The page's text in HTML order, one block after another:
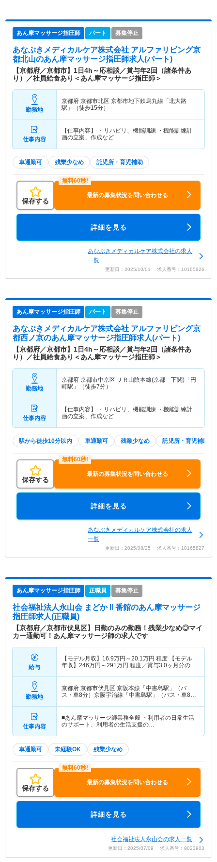
あん摩マッサージ指圧師 パート 募集停止
あなぶきメディカルケア株式会社 アルファリビング京
都北山のあん摩マッサージ指圧師求人(パート)
【京都府／京都市】1日4h～応相談／賞与年2回（諸条件あ
り）／社員給食あり＜あん摩マッサージ指圧師＞
勤務地
京都府 京都市北区 京都市地下鉄烏丸線「北大路
駅」（徒歩15分）
仕事内容
【仕事内容】 ・リハビリ、機能訓練 ・機能訓練計
画の立案、作成など
車通勤可 残業少なめ 託児所・育児補助
保存する
最新の募集状況を問い合わせる
詳細を見る
あなぶきメディカルケア株式会社の求人
一覧
更新日：2025/10/01 求人番号：10165826
あん摩マッサージ指圧師 パート 募集停止
あなぶきメディカルケア株式会社 アルファリビング京
都西ノ京のあん摩マッサージ指圧師求人(パート)
【京都府／京都市】1日4h～応相談／賞与年2回（諸条件あ
り）／社員給食あり＜あん摩マッサージ指圧師＞
勤務地
京都府 京都市中京区 ＪＲ山陰本線(京都－下関)「円
町駅」（徒歩7分）
仕事内容
【仕事内容】 ・リハビリ、機能訓練 ・機能訓練計
画の立案、作成など
駅から徒歩10分以内 車通勤可 残業少なめ 託児所・育児補助
保存する
最新の募集状況を問い合わせる
詳細を見る
あなぶきメディカルケア株式会社の求人
一覧
更新日：2025/08/25 求人番号：10165827
あん摩マッサージ指圧師 正職員 募集停止
社会福祉法人永山会 まどかⅡ番館のあん摩マッサージ
指圧師求人(正職員)
【京都府／京都市伏見区】日勤のみの勤務！残業少なめ◎マイ
カー通勤可！あん摩マッサージ師の求人です
給与
【モデル月収】 16.9万円～20.1万円 程度 【モデル
年収】 246万円～291万円 程度／賞与3.0ヶ月分の場
勤務地
京都府 京都市伏見区 京阪本線「中書島駅」（バ
ス・車8分）京阪宇治線「中書島駅」（バス・車8
仕事内容
■あん摩マッサージ師業務全般 ・利用者の日常生活
のサポート、利用者の生活支援の…
車通勤可 未経験OK 残業少なめ
保存する
最新の募集状況を問い合わせる
詳細を見る
社会福祉法人永山会の求人一覧
更新日：2025/07/09 求人番号：9023903